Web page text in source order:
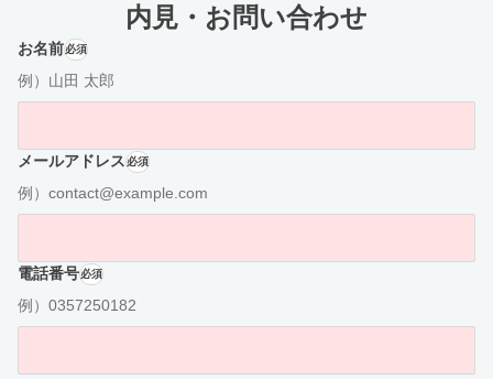
内見・お問い合わせ
お名前必須
例）山田 太郎
メールアドレス必須
例）contact@example.com
電話番号必須
例）0357250182